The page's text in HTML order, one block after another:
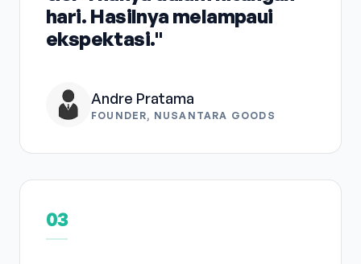
hari. Hasilnya melampaui
ekspektasi."
Andre Pratama
FOUNDER, NUSANTARA GOODS
03